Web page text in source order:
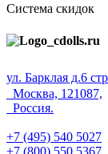
Система скидок
ул. Барклая д.6
Москва, 121087,
Россия.
+7 (495) 540 5027
+7 (800) 550 5367